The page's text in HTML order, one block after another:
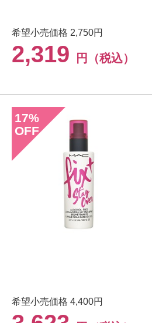
希望小売価格 2,750円
2,319 円（税込）
17%
OFF
希望小売価格 4,400円